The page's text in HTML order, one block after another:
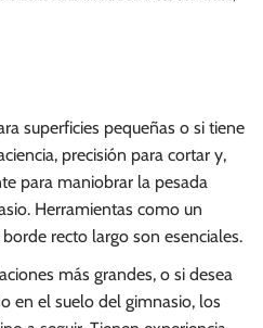
superficies pequeñas o si tiene
precisión para cortar y,
para maniobrar la pesada
Herramientas como un
recto largo son esenciales.
más grandes, o si desea
en el suelo del gimnasio, los